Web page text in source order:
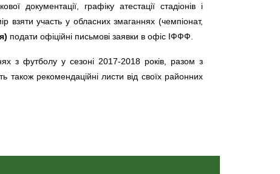
документації, графіку атестації стадіонів і
взяти участь у обласних змаганнях (чемпіонат,
подати офіційні письмові заявки в офіс ІФФФ.
з футболу у сезоні 2017-2018 років, разом з
рекомендаційні листи від своїх районних